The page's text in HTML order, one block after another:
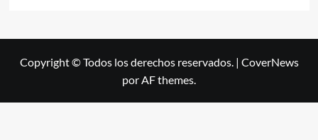
Copyright © Todos los derechos reservados. | CoverNews
por AF themes.